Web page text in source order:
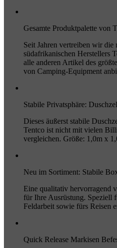
Gesamte Produktpalette von
Seit Jahren vertreiben wir die
südafrikanischen Herstellers
alle anderen Artikel des
von Camping-Equipment
Stabile Privatsphäre:
Dieses äußerst stabile
Tentco ist nicht mit vielen
vergleichen. Größe: 1,0m x
Neu im Sortiment: Stabile
Eine qualitativ hervorragend
für Ihre Ausrüstung. Speziell
Feldarbeit sowie fürs Reisen
Quick Release Markisen